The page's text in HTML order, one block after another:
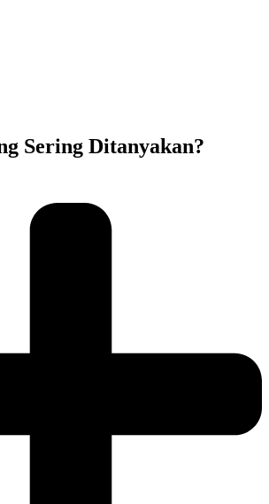
Sering Ditanyakan?